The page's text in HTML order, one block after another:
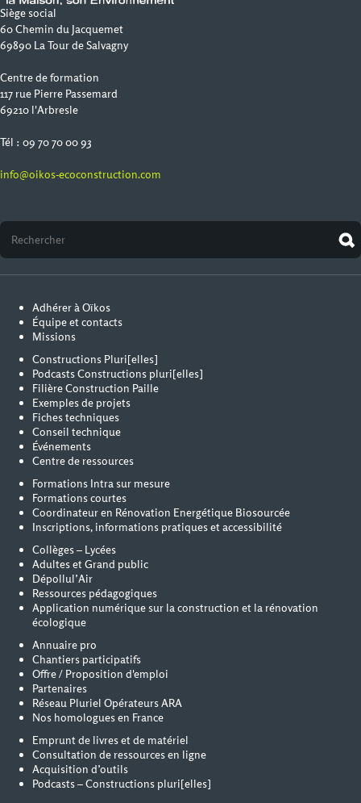
Siège social
60 Chemin du Jacquemet
69890 La Tour de Salvagny
Centre de formation
117 rue Pierre Passemard
69210 l'Arbresle
Tél : 09 70 70 00 93
info@oikos-ecoconstruction.com
Adhérer à Oïkos
Équipe et contacts
Missions
Constructions Pluri[elles]
Podcasts Constructions pluri[elles]
Filière Construction Paille
Exemples de projets
Fiches techniques
Conseil technique
Événements
Centre de ressources
Formations Intra sur mesure
Formations courtes
Coordinateur en Rénovation Energétique Biosourcée
Inscriptions, informations pratiques et accessibilité
Collèges – Lycées
Adultes et Grand public
Dépollul’Air
Ressources pédagogiques
Application numérique sur la construction et la rénovation
écologique
Annuaire pro
Chantiers participatifs
Offre / Proposition d'emploi
Partenaires
Réseau Pluriel Opérateurs ARA
Nos homologues en France
Emprunt de livres et de matériel
Consultation de ressources en ligne
Acquisition d’outils
Podcasts – Constructions pluri[elles]